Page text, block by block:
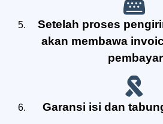
Setelah proses
akan membawa
Garansi isi dan